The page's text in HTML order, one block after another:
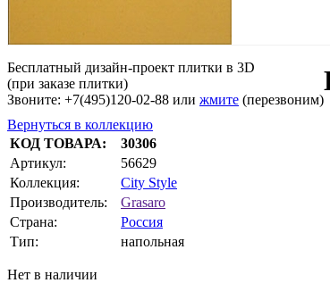
Бесплатный дизайн-проект плитки в 3D
(при заказе плитки)
Звоните: +7(495)120-02-88 или жмите (перезвоним)
Вернуться в коллекцию
КОД ТОВАРА:
30306
Артикул:
56629
Коллекция:
City Style
Производитель:
Grasaro
Страна:
Россия
Тип:
напольная
Нет в наличии